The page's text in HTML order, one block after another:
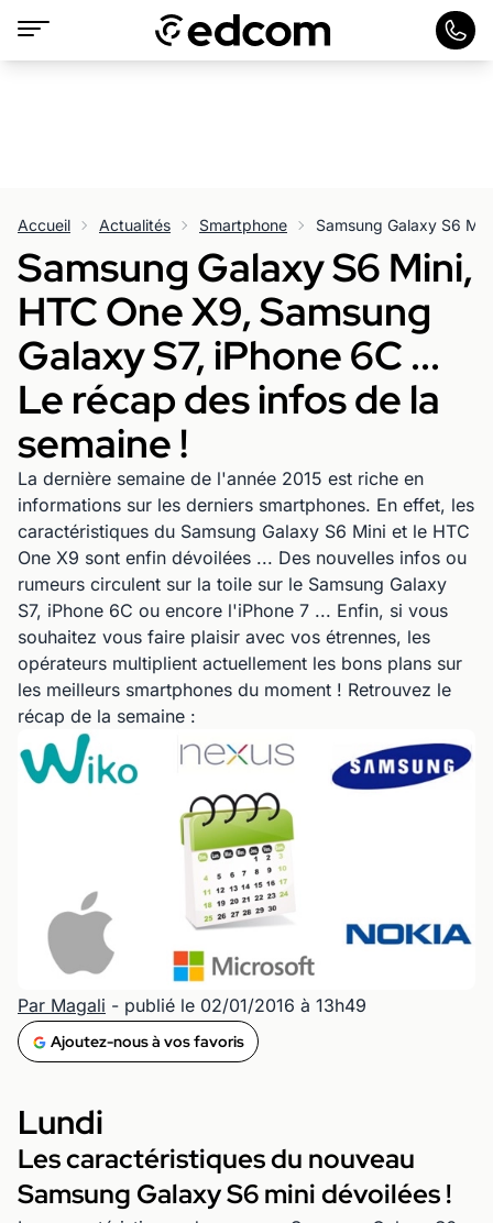
Accueil Actualités Smartphone
Samsung Galaxy S6 Mini,
HTC One X9, Samsung
Galaxy S7, iPhone 6C ...
Le récap des infos de la
semaine !
La dernière semaine de l'année 2015 est riche en
informations sur les derniers smartphones. En effet, les
caractéristiques du Samsung Galaxy S6 Mini et le HTC
One X9 sont enfin dévoilées ... Des nouvelles infos ou
rumeurs circulent sur la toile sur le Samsung Galaxy
S7, iPhone 6C ou encore l'iPhone 7 ... Enfin, si vous
souhaitez vous faire plaisir avec vos étrennes, les
opérateurs multiplient actuellement les bons plans sur
les meilleurs smartphones du moment ! Retrouvez le
récap de la semaine :
Par Magali - publié le 02/01/2016 à 13h49
Ajoutez-nous à vos favoris
Lundi
Les caractéristiques du nouveau
Samsung Galaxy S6 mini dévoilées !